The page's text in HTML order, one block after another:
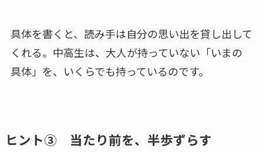
具体を書くと、読み手は自分の思い出を貸し出して
くれる。中高生は、大人が持っていない「いまの
具体」を、いくらでも持っているのです。
ヒント③ 当たり前を、半歩ずらす